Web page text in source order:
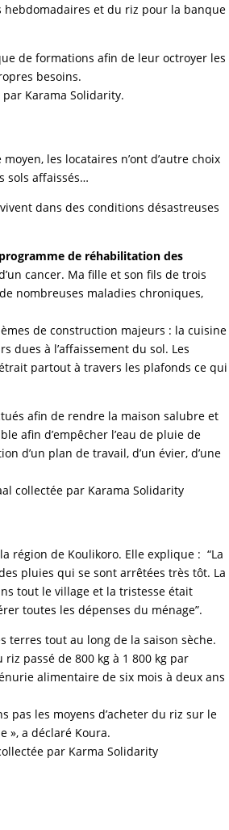
hebdomadaires et du riz pour la banque
de formations afin de leur octroyer les
besoins.
les locataires n’ont d’autre choix
sols affaissés…
dans des conditions désastreuses
programme de réhabilitation des
cancer. Ma fille et son fils de trois
nombreuses maladies chroniques,
de construction majeurs : la cuisine
dues à l’affaissement du sol. Les
partout à travers les plafonds ce qui
afin de rendre la maison salubre et
afin d’empêcher l’eau de pluie de
d’un plan de travail, d’un évier, d’une
région de Koulikoro. Elle explique : “La
pluies qui se sont arrêtées très tôt. La
tout le village et la tristesse était
toutes les dépenses du ménage”.
terres tout au long de la saison sèche.
passé de 800 kg à 1 800 kg par
alimentaire de six mois à deux ans
pas les moyens d’acheter du riz sur le
», a déclaré Koura.